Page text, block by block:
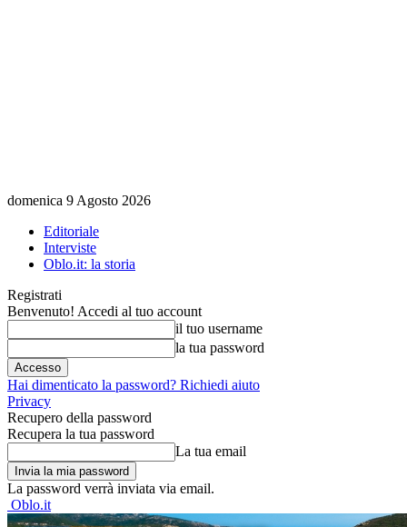
domenica 9 Agosto 2026
Editoriale
Interviste
Oblo.it: la storia
Registrati
Benvenuto! Accedi al tuo account
il tuo username
la tua password
Hai dimenticato la password? Richiedi aiuto
Privacy
Recupero della password
Recupera la tua password
La tua email
La password verrà inviata via email.
Oblo.it